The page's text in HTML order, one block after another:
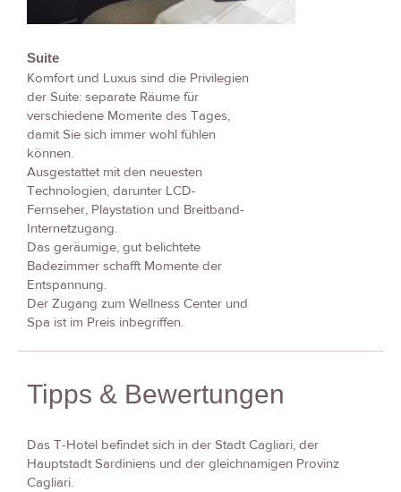
Suite
Komfort und Luxus sind die Privilegien
der Suite: separate Räume für
verschiedene Momente des Tages,
damit Sie sich immer wohl fühlen
können.
Ausgestattet mit den neuesten
Technologien, darunter LCD-
Fernseher, Playstation und Breitband-
Internetzugang.
Das geräumige, gut belichtete
Badezimmer schafft Momente der
Entspannung.
Der Zugang zum Wellness Center und
Spa ist im Preis inbegriffen.
Tipps & Bewertungen
Das T-Hotel befindet sich in der Stadt Cagliari, der
Hauptstadt Sardiniens und der gleichnamigen Provinz
Cagliari.